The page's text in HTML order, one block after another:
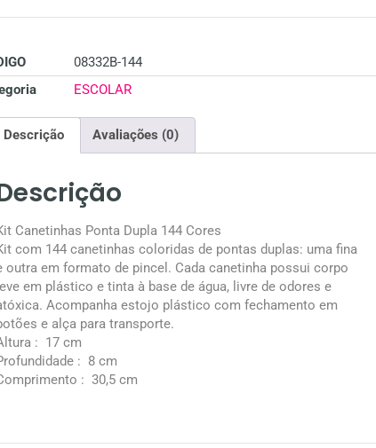
08332B-144
ESCOLAR
Descrição Avaliações (0)
Canetinhas Ponta Dupla 144 Cores
com 144 canetinhas coloridas de pontas duplas: uma fina
outra em formato de pincel. Cada canetinha possui corpo
leve em plástico e tinta à base de água, livre de odores e
Acompanha estojo plástico com fechamento em
e alça para transporte.
: 17 cm
: 8 cm
: 30,5 cm